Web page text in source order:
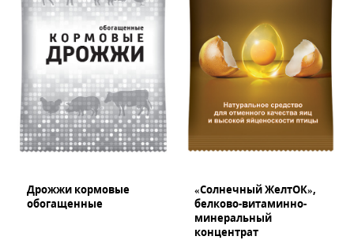
Дрожжи кормовые
обогащенные
«Солнечный ЖелтОК»,
белково-витаминно-
минеральный
концентрат